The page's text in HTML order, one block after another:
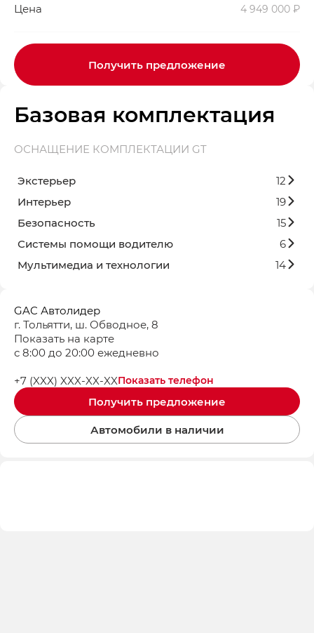
Цена 4 949 000 ₽
Получить предложение
Базовая комплектация
ОСНАЩЕНИЕ КОМПЛЕКТАЦИИ GT
Экстерьер
12
Интерьер
19
Безопасность
15
Системы помощи водителю
6
Мультимедиа и технологии
14
GAC Автолидер
г. Тольятти, ш. Обводное, 8
Показать на карте
с 8:00 до 20:00 ежедневно
Показать телефон
+7 (XXX) XXX-XX-XX
Получить предложение
Автомобили в наличии